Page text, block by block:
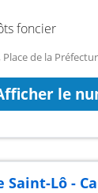
foncier
de la
le
Saint-Lô -